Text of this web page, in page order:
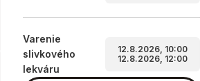
Varenie
slivkového
lekváru
12.8.2026, 10:00
12.8.2026, 12:00